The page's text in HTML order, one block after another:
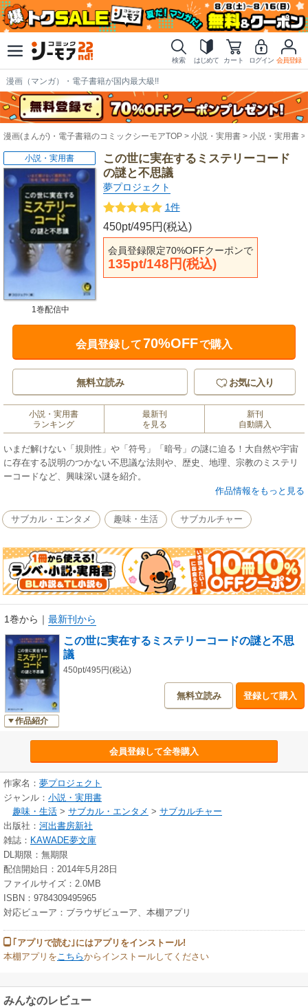
検索 はじめて カート ログイン 会員登録
漫画（マンガ）・電子書籍が国内最大級!!
漫画(まんが)・電子書籍のコミックシーモアTOP 小説・実用書 小説・実用書
この世に実在するミステリーコード
の謎と不思議
夢プロジェクト
1件
450pt/495円(税込)
会員登録限定70%OFFクーポンで
135pt/148円(税込)
小説・実用書
1巻配信中
会員登録して70%OFFで購入
無料立読み お気に入り
小説・実用書
ランキング
最新刊
を見る
新刊
自動購入
いまだ解けない「規則性」や「符号」「暗号」の謎に迫る！大自然や宇宙
に存在する説明のつかない不思議な法則や、歴史、地理、宗教のミステリ
ーコードなど、興味深い謎を紹介。
作品情報をもっと見る
サブカル・エンタメ 趣味・生活 サブカルチャー
1巻から ｜ 最新刊から
作品紹介
この世に実在するミステリーコードの謎と不思
議
450pt/495円(税込)
無料立読み 登録して購入
会員登録して全巻購入
作家名： 夢プロジェクト
ジャンル： 小説・実用書
趣味・生活 > サブカル・エンタメ > サブカルチャー
出版社： 河出書房新社
雑誌： KAWADE夢文庫
DL期限：無期限
配信開始日：2014年5月28日
ファイルサイズ：2.0MB
ISBN：9784309495965
対応ビューア：ブラウザビューア、本棚アプリ
｢アプリで読む｣にはアプリをインストール!
本棚アプリを こちらからインストールしてください
みんなのレビュー